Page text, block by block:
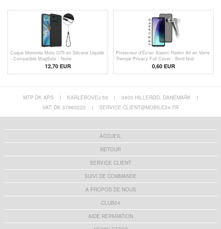
Coque Motorola Moto G75 en Silicone Liquide
- Compatible MagSafe - Noire
12,70 EUR
Protecteur d'Écran Xiaomi Redmi A4 en Verre
Trempé Privacy Full Cover - Bord Noir
0,60EUR
MTP DK APS | KARLEBOVEJ 59 | 3400 HILLERØD, DANEMARK
|
VAT: DK 37860220
| SERVICE.CLIENT@MOBILE24.FR
ACCUEIL
RETOUR
SERVICE CLIENT
SUIVI DE COMMANDE
A PROPOS DE NOUS
CLUB24
AIDE RÉPARATION